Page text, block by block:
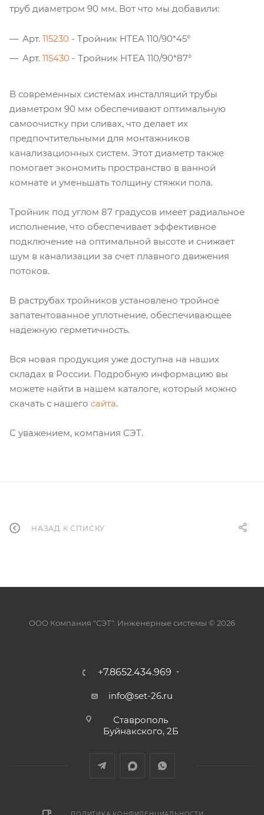
труб диаметром 90 мм. Вот что мы добавили:
Арт. 115230 - Тройник HTEA 110/90*45°
Арт. 115430 - Тройник HTEA 110/90*87°
В современных системах инсталляций трубы
диаметром 90 мм обеспечивают оптимальную
самоочистку при сливах, что делает их
предпочтительными для монтажников
канализационных систем. Этот диаметр также
помогает экономить пространство в ванной
комнате и уменьшать толщину стяжки пола.
Тройник под углом 87 градусов имеет радиальное
исполнение, что обеспечивает эффективное
подключение на оптимальной высоте и снижает
шум в канализации за счет плавного движения
потоков.
В раструбах тройников установлено тройное
запатентованное уплотнение, обеспечивающее
надежную герметичность.
Вся новая продукция уже доступна на наших
складах в России. Подробную информацию вы
можете найти в нашем каталоге, который можно
скачать с нашего сайта.
С уважением, компания СЭТ.
НАЗАД К СПИСКУ
ООО Компания "СЭТ". Инженерные системы © 2026
+7.8652.434.969
info@set-26.ru
Ставрополь
Буйнакского, 2Б